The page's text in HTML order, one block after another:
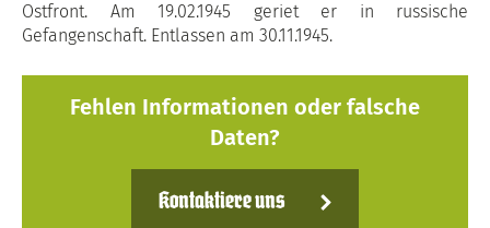
Ostfront. Am 19.02.1945 geriet er in russische
Gefangenschaft. Entlassen am 30.11.1945.
Fehlen Informationen oder falsche
Daten?
Kontaktiere uns